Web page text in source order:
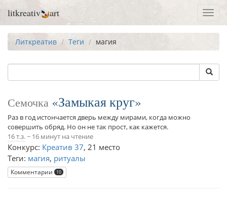
litkreativ art
Литкреатив Теги магия
Семочка Замыкая круг
Раз в год истончается дверь между мирами, когда можно
совершить обряд. Но он не так прост, как кажется.
16 т.з.~ 16 минут на чтение
Конкурс: Креатив 37, 21 место
Теги: магия, ритуалы
Комментарии 10